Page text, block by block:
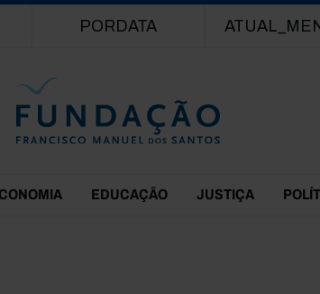
PORDATA
EDUCAÇÃO JUSTIÇA